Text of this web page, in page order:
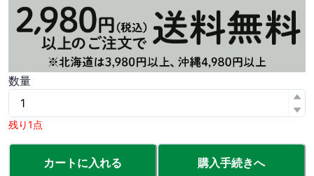
数量
残り1点
カートに入れる 購入手続きへ